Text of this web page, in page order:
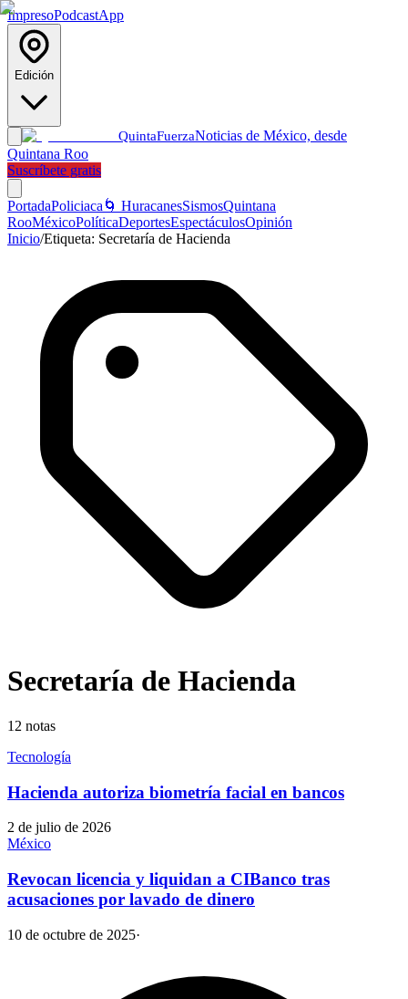
ImpresoPodcastApp
Edición
QuintaFuerzaNoticias de México, desde
Quintana Roo
Suscríbete gratis
PortadaPoliciaca 🌀 HuracanesSismosQuintana
RooMéxicoPolíticaDeportesEspectáculosOpinión
Inicio/Etiqueta: Secretaría de Hacienda
Secretaría de Hacienda
12 notas
Tecnología
Hacienda autoriza biometría facial en bancos
2 de julio de 2026
México
Revocan licencia y liquidan a CIBanco tras
acusaciones por lavado de dinero
10 de octubre de 2025·